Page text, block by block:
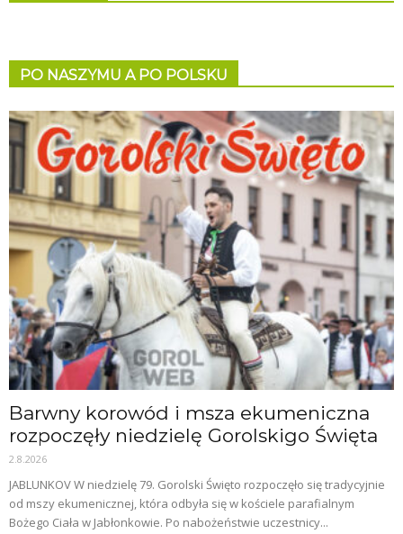
PO NASZYMU A PO POLSKU
Barwny korowód i msza ekumeniczna
rozpoczęły niedzielę Gorolskigo Święta
2.8.2026
JABLUNKOV W niedzielę 79. Gorolski Święto rozpoczęło się tradycyjnie
od mszy ekumenicznej, która odbyła się w kościele parafialnym
Bożego Ciała w Jabłonkowie. Po nabożeństwie uczestnicy...